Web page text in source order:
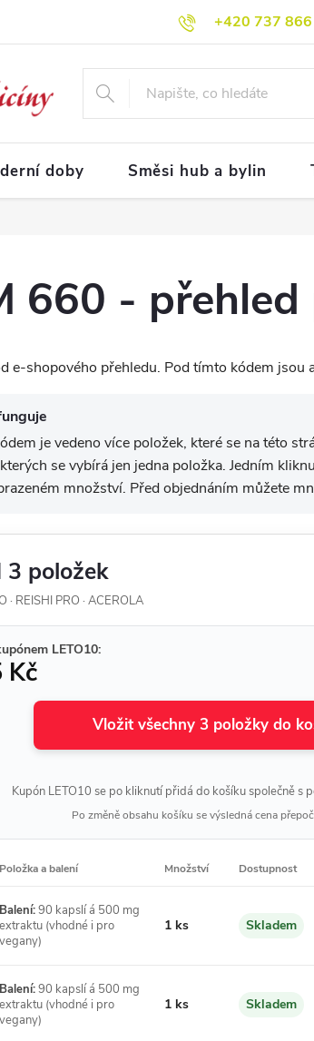
+420 737
doby Směsi hub a bylin
660 -
e-shopového přehledu. Pod tímto kódem jsou
je vedeno více položek, které se na této
se vybírá jen jedna položka. Jedním
množství. Před objednáním můžete
3 položek
· REISHI PRO · ACEROLA
LETO10:
Kč
Vložit všechny 3 položky do
Kupón LETO10 se po kliknutí přidá do košíku společně s
Po změně obsahu košíku se výsledná cena
Položka a balení Množství Dostupnost
Balení:90 kapslí á 500 mg
extraktu (vhodné i pro
vegany)
Množství:
1 ks Dostupnost:
Skladem
Balení:90 kapslí á 500 mg
extraktu (vhodné i pro
vegany)
Množství:
1 ks Dostupnost:
Skladem